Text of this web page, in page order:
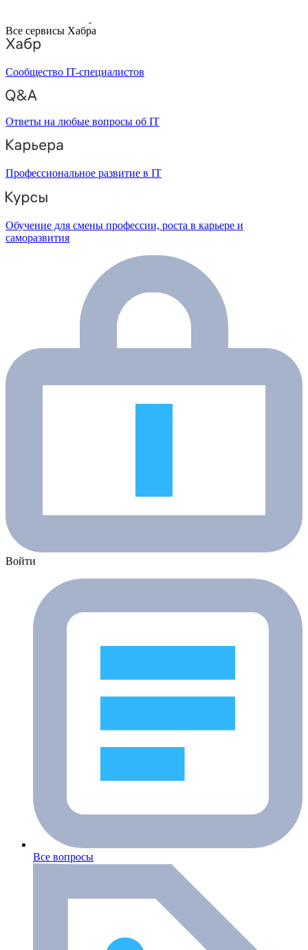
Все сервисы Хабра
Сообщество IT-специалистов
Ответы на любые вопросы об IT
Профессиональное развитие в IT
Обучение для смены профессии, роста в карьере и
саморазвития
Войти
Все вопросы